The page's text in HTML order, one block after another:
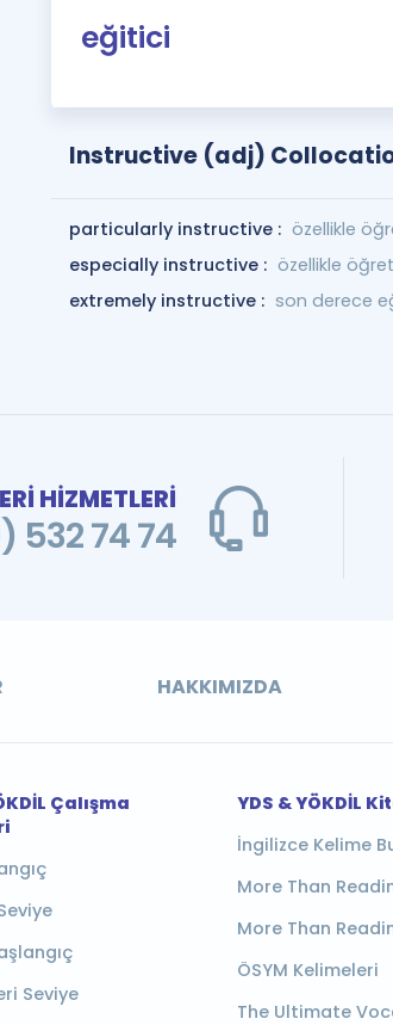
eğitici
Instructive (adj)
particularly instructive : özellikle
especially instructive : özellikle
extremely instructive : son derece
HİZMETLERİ
532 74 74
HAKKIMIZDA
Çalışma
Seviye
YDS & YÖKDİL
İngilizce Kelime
More Than
More Than
ÖSYM Kelimeleri
The Ultimate